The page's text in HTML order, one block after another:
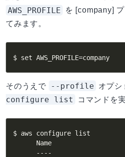
AWS_PROFILE
を [company]
てみます。
$ set AWS_PROFILE=company
そのうえで --profile オプシ
configure list
コマンドを
$ aws configure list
Name
----